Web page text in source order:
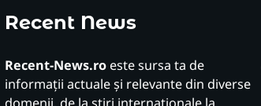
Recent News
Recent-News.ro este sursa ta de
informații actuale și relevante din diverse